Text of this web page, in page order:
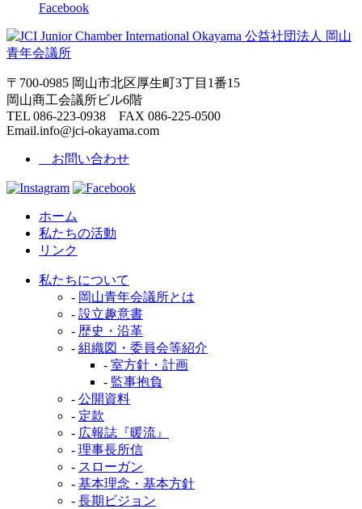
Facebook
〒700-0985 岡山市北区厚生町3丁目1番15
岡山商工会議所ビル6階
TEL 086-223-0938 FAX 086-225-0500
Email.info@jci-okayama.com
お問い合わせ
ホーム
私たちの活動
リンク
私たちについて
- 岡山青年会議所とは
- 設立趣意書
- 歴史・沿革
- 組織図・委員会等紹介
- 室方針・計画
- 監事抱負
- 公開資料
- 定款
- 広報誌『暖流』
- 理事長所信
- スローガン
- 基本理念・基本方針
- 長期ビジョン